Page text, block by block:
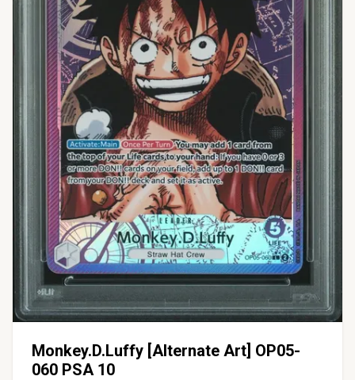
Monkey.D.Luffy [Alternate Art] OP05-
060 PSA 10